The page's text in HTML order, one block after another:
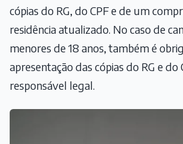
cópias do RG, do CPF e de um
residência atualizado. No caso de
menores de 18 anos, também é
apresentação das cópias do RG e do
responsável legal.